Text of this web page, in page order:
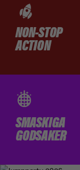
NON-STOP
ACTION
SMASKIGA
GODSAKER